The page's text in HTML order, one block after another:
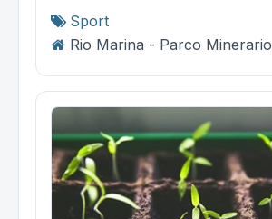
Sport
Rio Marina - Parco Minerario